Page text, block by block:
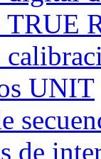
UNIT
de